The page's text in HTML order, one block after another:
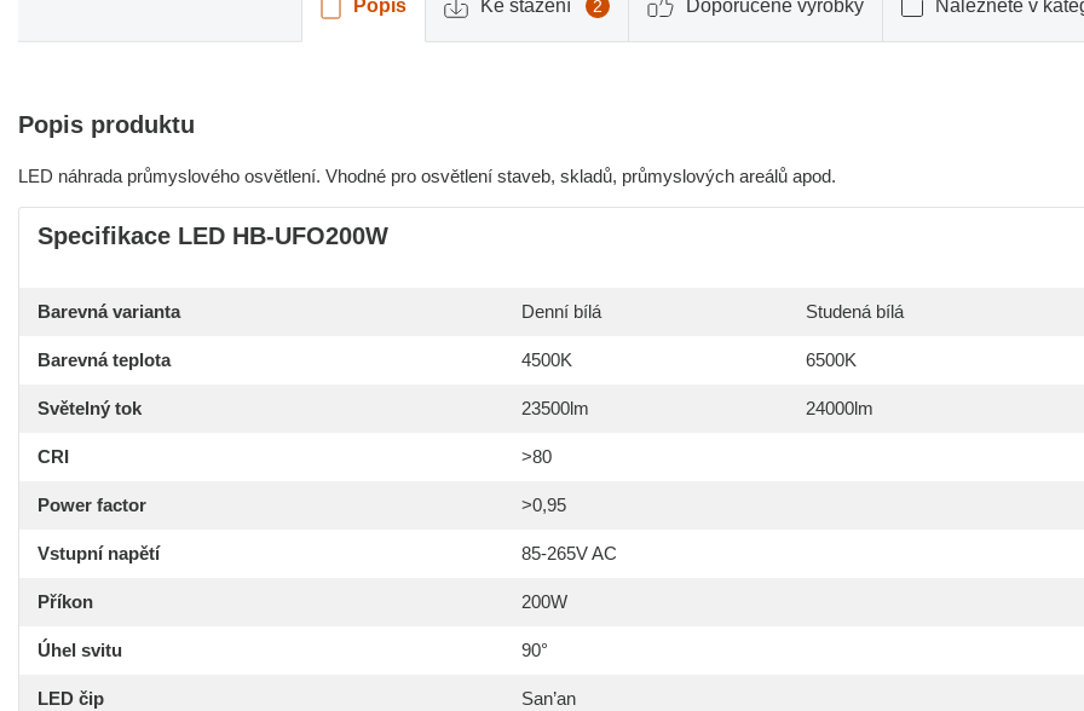
Popis Ke stažení 2 Doporučené výrobky Naleznete v
Popis produktu
LED náhrada průmyslového osvětlení. Vhodné pro osvětlení staveb, skladů, průmyslových areálů apod.
Specifikace LED HB-UFO200W
Barevná varianta Denní bílá Studená bílá
Barevná teplota 4500K 6500K
Světelný tok 23500lm 24000lm
CRI >80
Power factor >0,95
Vstupní napětí 85-265V AC
Příkon 200W
Úhel svitu 90°
LED čip San’an